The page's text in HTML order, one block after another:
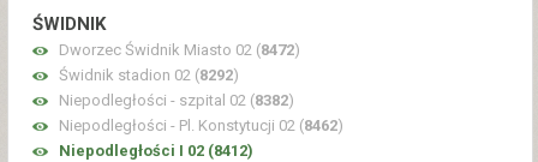
ŚWIDNIK
Dworzec Świdnik Miasto 02 (8472)
Świdnik stadion 02 (8292)
Niepodległości - szpital 02 (8382)
Niepodległości - Pl. Konstytucji 02 (8462)
Niepodległości I 02 (8412)